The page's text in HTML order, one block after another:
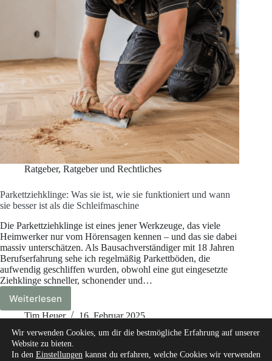
Ratgeber, Ratgeber und Rechtliches
Parkettziehklinge: Was sie ist, wie sie funktioniert und wann
sie besser ist als die Schleifmaschine
Die Parkettziehklinge ist eines jener Werkzeuge, das viele
Heimwerker nur vom Hörensagen kennen – und das sie dabei
massiv unterschätzen. Als Bausachverständiger mit 18 Jahren
Berufserfahrung sehe ich regelmäßig Parkettböden, die
aufwendig geschliffen wurden, obwohl eine gut eingesetzte
Ziehklinge schneller, schonender und…
WeiterlesenParkettziehklinge:
Was
ist,
wie
Tim Heuer 16. Februar 2025
Wir verwenden Cookies, um dir die bestmögliche Erfahrung auf unserer
Website zu bieten.
In den Einstellungen kannst du erfahren, welche Cookies wir verwenden